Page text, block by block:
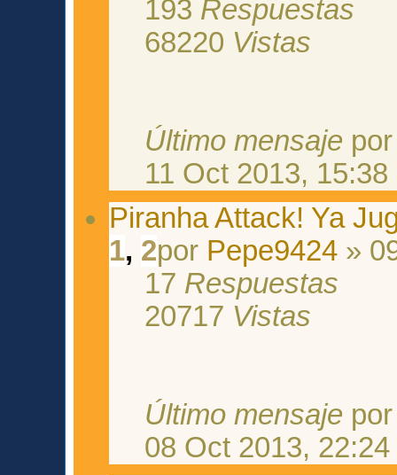
193 Respuestas
68220 Vistas
Último mensaje
11 Oct 2013, 15:38
Piranha Attack! Ya
1, 2por Pepe9424 »
17 Respuestas
20717 Vistas
Último mensaje
08 Oct 2013, 22:24